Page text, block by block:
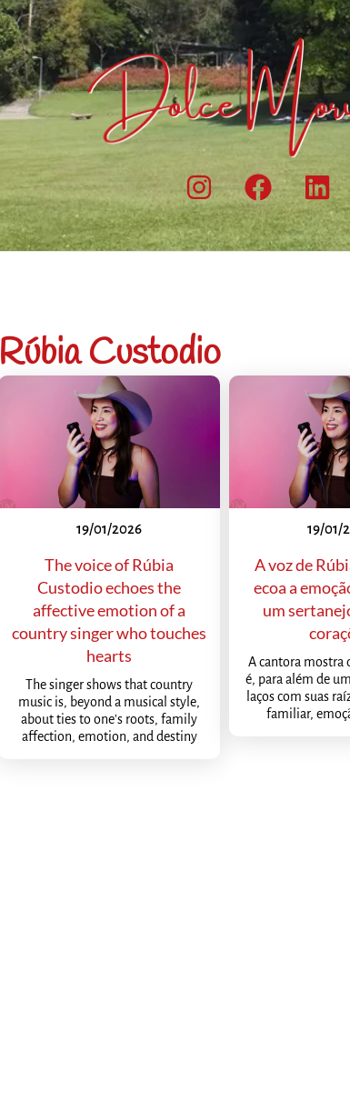
Rúbia Custodio
19/01/2026
The voice of Rúbia
Custodio echoes the
affective emotion of a
country singer who touches
hearts
The singer shows that country
music is, beyond a musical style,
about ties to one's roots, family
affection, emotion, and destiny
19/01/
A voz de
ecoa a
um
A cantora mostra
é, para além de
laços com suas
familiar,